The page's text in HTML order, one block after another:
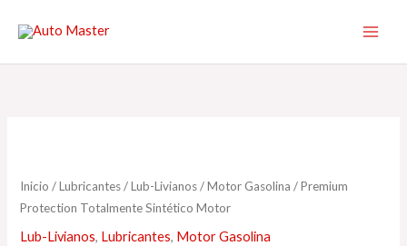
contenido
Inicio /Lubricantes/Lub-Livianos/Motor Gasolina / Premium
Protection Totalmente Sintético Motor
Lub-Livianos, Lubricantes, Motor Gasolina